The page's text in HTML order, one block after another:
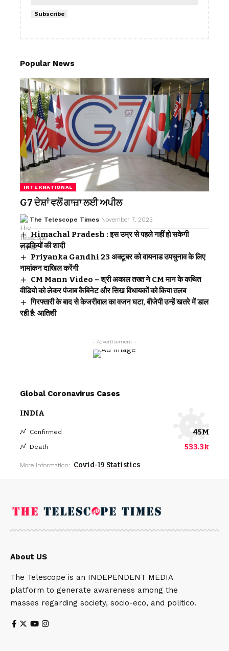
Subscribe
Popular News
INTERNATIONAL
G7 ਦੇਸ਼ਾਂ ਵਲੋਂ ਗਾਜ਼ਾ ਲਈ ਅਪੀਲ
The Telescope Times November 7, 2023
Himachal Pradesh : इस उम्र से पहले नहीं हो सकेगी
लड़कियों की शादी
Priyanka Gandhi 23 अक्टूबर को वायनाड उपचुनाव के लिए
नामांकन दाखिल करेंगी
CM Mann Video – श्री अकाल तख्त ने CM मान के कथित
वीडियो को लेकर पंजाब कैबिनेट और सिख विधायकों को किया तलब
गिरफ्तारी के बाद से केजरीवाल का वजन घटा, बीजेपी उन्हें खतरे में डाल
रही है: आतिशी
- Advertisement -
Global Coronavirus Cases
INDIA
Confirmed 45M
Death 533.3k
More Information: Covid-19 Statistics
About US
The Telescope is an INDEPENDENT MEDIA
platform to generate awareness among the
masses regarding society, socio-eco, and politico.